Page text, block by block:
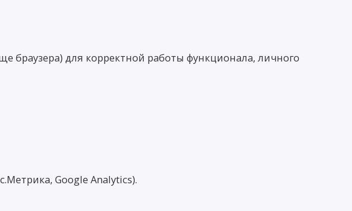
браузера) для корректной работы функционала, личного
Google Analytics).